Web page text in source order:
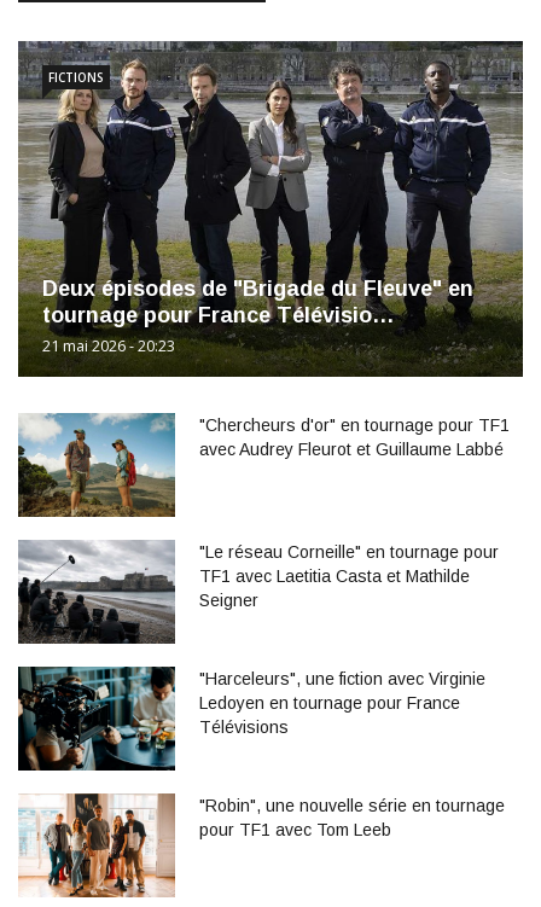
Deux épisodes de "Brigade du Fleuve" en
tournage pour France Télévisio…
21 mai 2026 - 20:23
FICTIONS
"Chercheurs d'or" en tournage pour TF1
avec Audrey Fleurot et Guillaume Labbé
"Le réseau Corneille" en tournage pour
TF1 avec Laetitia Casta et Mathilde
Seigner
"Harceleurs", une fiction avec Virginie
Ledoyen en tournage pour France
Télévisions
"Robin", une nouvelle série en tournage
pour TF1 avec Tom Leeb